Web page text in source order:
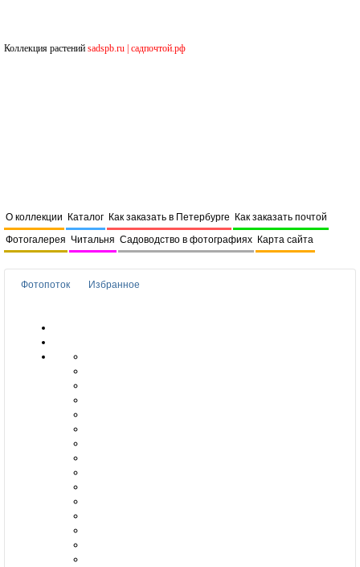
Коллекция растений sadspb.ru | садпочтой.рф
О коллекции Каталог Как заказать в Петербурге
Как заказать почтой
Фотогалерея Читальня Садоводство в фотографиях Карта сайта
Фотопоток Избранное